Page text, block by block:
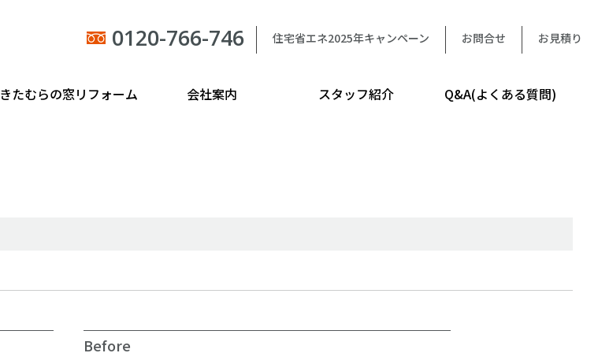
0120-766-746 住宅省エネ2025年キャンペーン お問合せ お見積り
きたむらの窓リフォーム 会社案内 スタッフ紹介 Q&A(よくある質問)
Before